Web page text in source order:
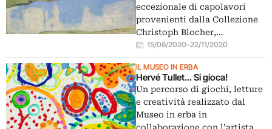
eccezionale di capolavori
provenienti dalla Collezione
Christoph Blocher,…
15/06/2020–22/11/2020
IL MUSEO IN ERBA
Hervé Tullet… Si gioca!
Un percorso di giochi, letture
e creatività realizzato dal
Museo in erba in